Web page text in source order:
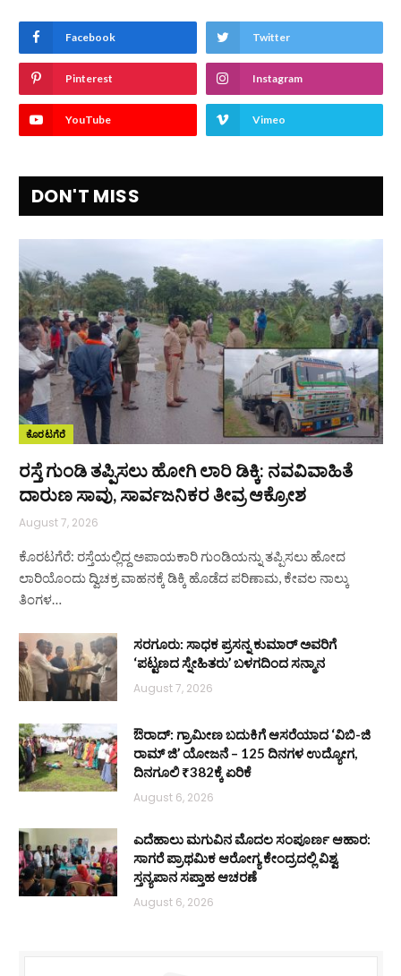
Facebook Twitter
Pinterest Instagram
YouTube Vimeo
DON'T MISS
ಕೊರಟಗೆರೆ
ರಸ್ತೆ ಗುಂಡಿ ತಪ್ಪಿಸಲು ಹೋಗಿ ಲಾರಿ ಡಿಕ್ಕಿ: ನವವಿವಾಹಿತೆ
ದಾರುಣ ಸಾವು, ಸಾರ್ವಜನಿಕರ ತೀವ್ರ ಆಕ್ರೋಶ
August 7, 2026
ಕೊರಟಗೆರೆ: ರಸ್ತೆಯಲ್ಲಿದ್ದ ಅಪಾಯಕಾರಿ ಗುಂಡಿಯನ್ನು ತಪ್ಪಿಸಲು ಹೋದ
ಲಾರಿಯೊಂದು ದ್ವಿಚಕ್ರ ವಾಹನಕ್ಕೆ ಡಿಕ್ಕಿ ಹೊಡೆದ ಪರಿಣಾಮ, ಕೇವಲ ನಾಲ್ಕು
ತಿಂಗಳ…
ಸರಗೂರು: ಸಾಧಕ ಪ್ರಸನ್ನ ಕುಮಾರ್ ಅವರಿಗೆ
‘ಪಟ್ಟಣದ ಸ್ನೇಹಿತರು’ ಬಳಗದಿಂದ ಸನ್ಮಾನ
August 7, 2026
ಔರಾದ್: ಗ್ರಾಮೀಣ ಬದುಕಿಗೆ ಆಸರೆಯಾದ ‘ವಿಬಿ-ಜಿ
ರಾಮ್ ಜಿ’ ಯೋಜನೆ – 125 ದಿನಗಳ ಉದ್ಯೋಗ,
ದಿನಗೂಲಿ ₹382ಕ್ಕೆ ಏರಿಕೆ
August 6, 2026
ಎದೆಹಾಲು ಮಗುವಿನ ಮೊದಲ ಸಂಪೂರ್ಣ ಆಹಾರ:
ಸಾಗರೆ ಪ್ರಾಥಮಿಕ ಆರೋಗ್ಯ ಕೇಂದ್ರದಲ್ಲಿ ವಿಶ್ವ
ಸ್ತನ್ಯಪಾನ ಸಪ್ತಾಹ ಆಚರಣೆ
August 6, 2026